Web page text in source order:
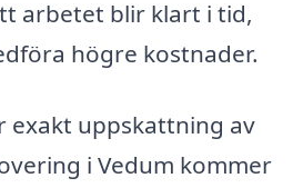
arbetet blir klart i tid,
högre kostnader.
exakt uppskattning av
i Vedum kommer